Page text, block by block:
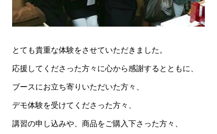
とても貴重な体験をさせていただきました。
応援してくださった方々に心から感謝するとともに、
ブースにお立ち寄りいただいた方々、
デモ体験を受けてくださった方々、
講習の申し込みや、商品をご購入下さった方々、